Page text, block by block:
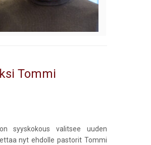
Tommi
syyskokous valitsee uuden
nyt ehdolle pastorit Tommi